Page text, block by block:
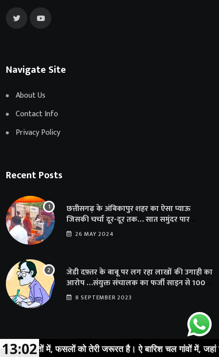
Navigate Site
About Us
Contact Info
Privacy Policy
Recent Posts
छत्तीसगढ़ के अंबिकापुर शहर का ऐसा प्याऊ
जिसकी चर्चा दूर-दूर तक… सात समुंदर पार
अमेरिका से भी पहुंचा सहयोग
26 MAY 2024
जेडी दफ़्तर के बाबू पर लग रहा लाखों की उगाही का
आरोप …संयुक्त संचालक का फर्जी साइन से 100
शिक्षकों क़ो थमाया संशोधन आदेश
8 SEPTEMBER 2023
खेतों में, फसलों को तेरी जरूरत है। ऐ बारिश चल गांवों में, जहां तेरी
13:02